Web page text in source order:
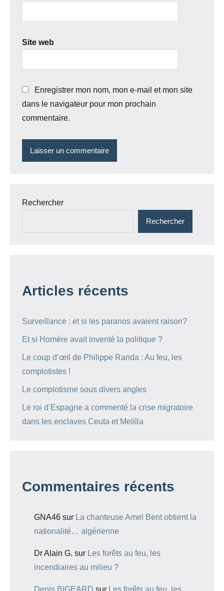
Site web
Enregistrer mon nom, mon e-mail et mon site
dans le navigateur pour mon prochain
commentaire.
Rechercher
Rechercher
Articles récents
Surveillance : et si les paranos avaient raison?
Et si Homère avait inventé la politique ?
Le coup d’œil de Philippe Randa : Au feu, les
complotistes !
Le complotisme sous divers angles
Le roi d’Espagne a commenté la crise migratoire
dans les enclaves Ceuta et Melilla
Commentaires récents
GNA46 sur La chanteuse Amel Bent obtient la
nationalité… algérienne
Dr Alain G. sur Les forêts au feu, les
incendiaires au milieu ?
Denis BIGEARD sur Les forêts au feu, les